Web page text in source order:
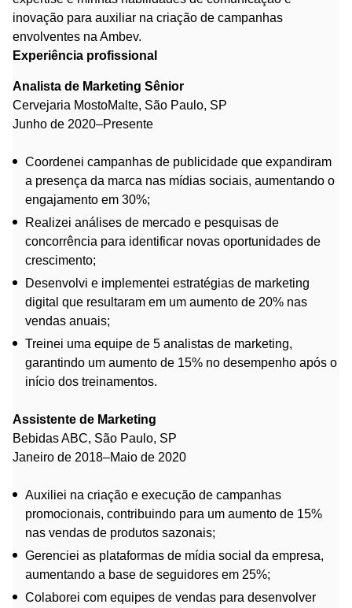
inovação para auxiliar na criação de campanhas
envolventes na Ambev.
Experiência profissional
Analista de Marketing Sênior
Cervejaria MostoMalte, São Paulo, SP
Junho de 2020–Presente
Coordenei campanhas de publicidade que expandiram
a presença da marca nas mídias sociais, aumentando o
engajamento em 30%;
Realizei análises de mercado e pesquisas de
concorrência para identificar novas oportunidades de
crescimento;
Desenvolvi e implementei estratégias de marketing
digital que resultaram em um aumento de 20% nas
vendas anuais;
Treinei uma equipe de 5 analistas de marketing,
garantindo um aumento de 15% no desempenho após o
início dos treinamentos.
Assistente de Marketing
Bebidas ABC, São Paulo, SP
Janeiro de 2018–Maio de 2020
Auxiliei na criação e execução de campanhas
promocionais, contribuindo para um aumento de 15%
nas vendas de produtos sazonais;
Gerenciei as plataformas de mídia social da empresa,
aumentando a base de seguidores em 25%;
Colaborei com equipes de vendas para desenvolver